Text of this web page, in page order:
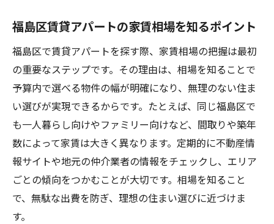
福島区賃貸アパートの家賃相場を知るポイント
福島区で賃貸アパートを探す際、家賃相場の把握は最初
の重要なステップです。その理由は、相場を知ることで
予算内で選べる物件の幅が明確になり、無理のない住ま
い選びが実現できるからです。たとえば、同じ福島区で
も一人暮らし向けやファミリー向けなど、間取りや築年
数によって家賃は大きく異なります。定期的に不動産情
報サイトや地元の仲介業者の情報をチェックし、エリア
ごとの傾向をつかむことが大切です。相場を知ること
で、無駄な出費を防ぎ、理想の住まい選びに近づけま
す。